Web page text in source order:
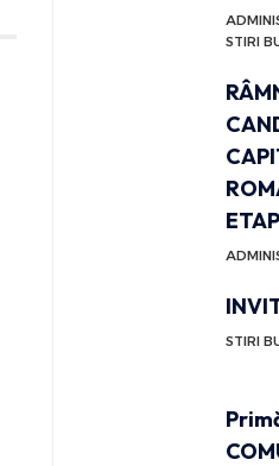
STIRI
STIRI